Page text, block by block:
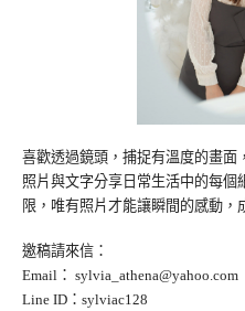
喜歡透過鏡頭，捕捉有溫度的畫面
照片與文字分享日常生活中的每
限，唯有照片才能讓瞬間的感動，
邀稿請來信：
Email： sylvia_athena@yahoo.com
Line ID：sylviac128